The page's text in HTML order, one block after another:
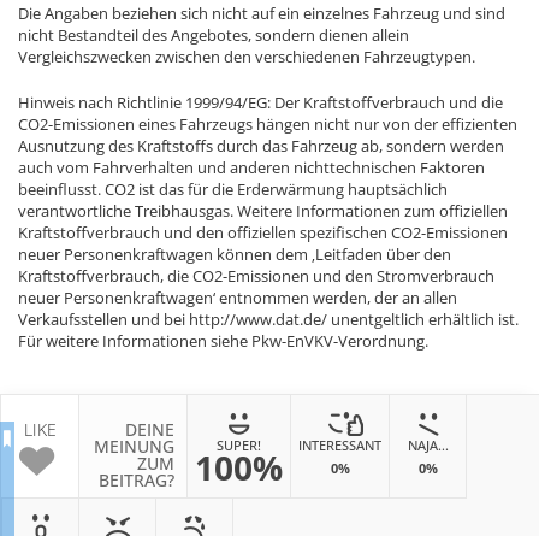
Die Angaben beziehen sich nicht auf ein einzelnes Fahrzeug und sind
nicht Bestandteil des Angebotes, sondern dienen allein
Vergleichszwecken zwischen den verschiedenen Fahrzeugtypen.
Hinweis nach Richtlinie 1999/94/EG: Der Kraftstoffverbrauch und die
CO2-Emissionen eines Fahrzeugs hängen nicht nur von der effizienten
Ausnutzung des Kraftstoffs durch das Fahrzeug ab, sondern werden
auch vom Fahrverhalten und anderen nichttechnischen Faktoren
beeinflusst. CO2 ist das für die Erderwärmung hauptsächlich
verantwortliche Treibhausgas. Weitere Informationen zum offiziellen
Kraftstoffverbrauch und den offiziellen spezifischen CO2-Emissionen
neuer Personenkraftwagen können dem ‚Leitfaden über den
Kraftstoffverbrauch, die CO2-Emissionen und den Stromverbrauch
neuer Personenkraftwagen‘ entnommen werden, der an allen
Verkaufsstellen und bei http://www.dat.de/ unentgeltlich erhältlich ist.
Für weitere Informationen siehe Pkw-EnVKV-Verordnung.
LIKE DEINE
MEINUNG
ZUM
BEITRAG?
SUPER!
100%
INTERESSANT
0%
NAJA...
0%